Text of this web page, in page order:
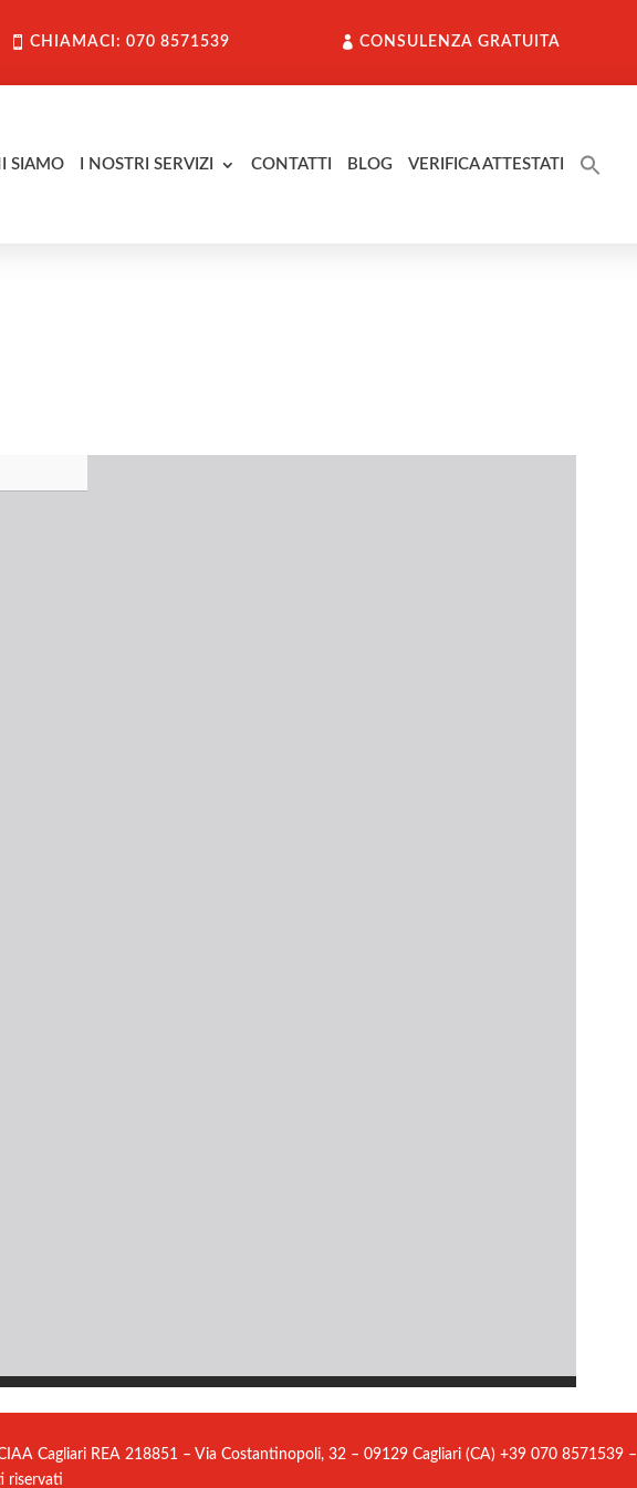
CHIAMACI: 070 8571539 CONSULENZA GRATUITA
SIAMO I NOSTRI SERVIZI CONTATTI BLOG VERIFICA ATTESTATI
Cagliari REA 218851 – Via Costantinopoli, 32 – 09129 Cagliari (CA) +39 070 8571539 –
riservati